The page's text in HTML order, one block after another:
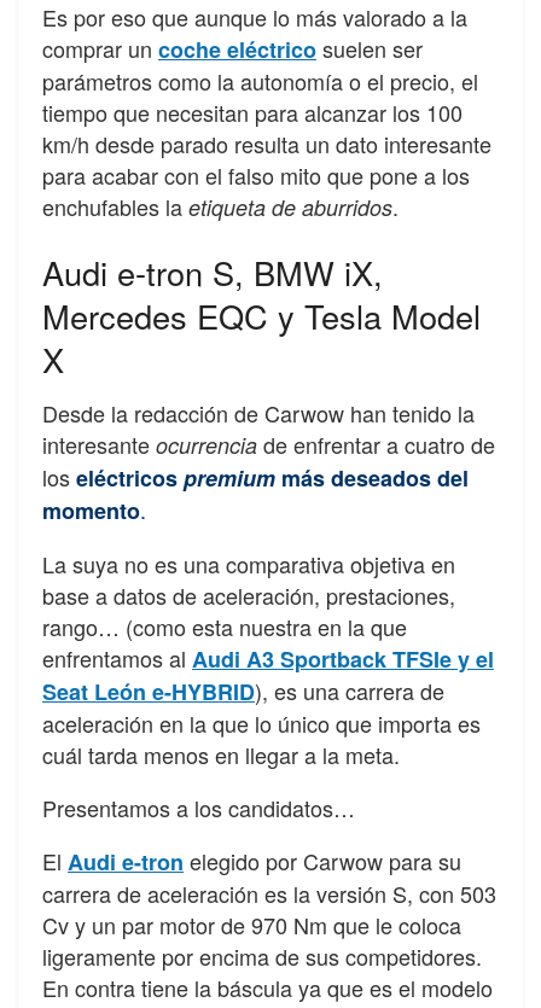
Es por eso que aunque lo más valorado a la
comprar un coche eléctricosuelen ser
parámetros como la autonomía o el precio, el
tiempo que necesitan para alcanzar los 100
km/h desde parado resulta un dato interesante
para acabar con el falso mito que pone a los
enchufables la etiqueta de aburridos.
Audi e-tron S, BMW iX,
Mercedes EQC y Tesla Model
X
Desde la redacción de Carwow han tenido la
interesante ocurrencia de enfrentar a cuatro de
loseléctricospremium más deseados del
momento.
La suya no es una comparativa objetiva en
base a datos de aceleración, prestaciones,
rango… (como esta nuestra en la que
enfrentamos al Audi A3 Sportback TFSIe y el
Seat León e-HYBRID), es una carrera de
aceleración en la que lo único que importa es
cuál tarda menos en llegar a la meta.
Presentamos a los candidatos…
El Audi e-tron elegido por Carwow para su
carrera de aceleración es la versión S, con 503
Cv y un par motor de 970 Nm que le coloca
ligeramente por encima de sus competidores.
En contra tiene la báscula ya que es el modelo